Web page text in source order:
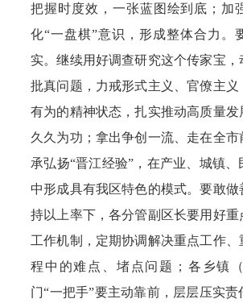
把握时度效，一张蓝图绘到底；加
化“一盘棋”意识，形成整体合力。
实。继续用好调查研究这个传家宝，
批真问题，力戒形式主义、官僚主
有为的精神状态，扎实推动高质量发
久久为功；拿出争创一流、走在全
承弘扬“晋江经验”，在产业、城镇
中形成具有我区特色的模式。要敢做
持以上率下，各分管副区长要用好
工作机制，定期协调解决重点工作、
程中的难点、堵点问题；各乡镇
门“一把手”要主动靠前，层层压实